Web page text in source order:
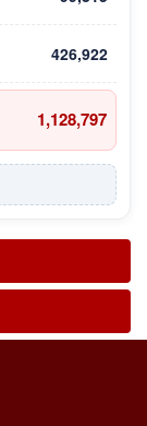
426,922
1,128,797